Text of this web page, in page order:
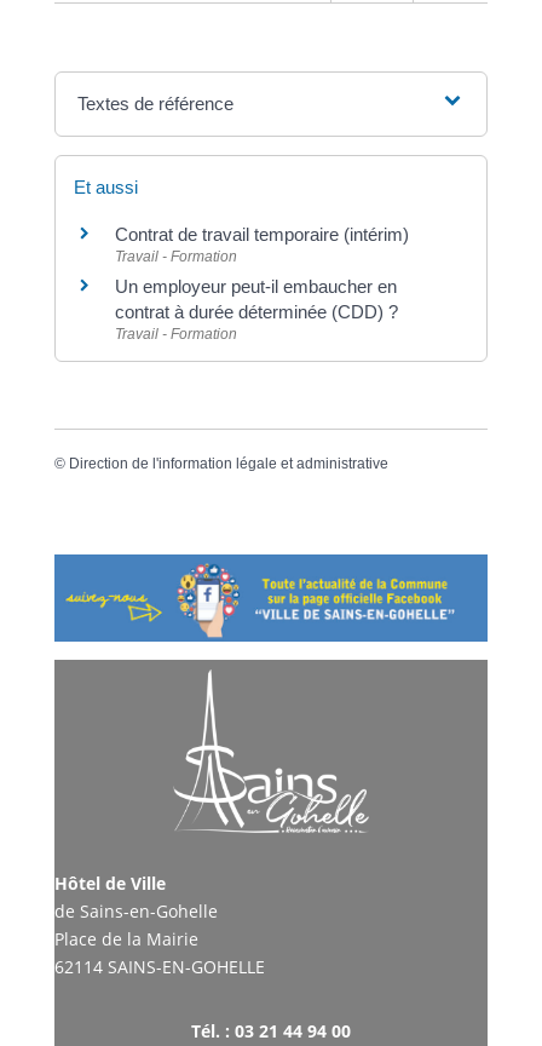
Textes de référence
Et aussi
Contrat de travail temporaire (intérim)
Travail - Formation
Un employeur peut-il embaucher en
contrat à durée déterminée (CDD) ?
Travail - Formation
© Direction de l'information légale et administrative
Hôtel de Ville
de Sains-en-Gohelle
Place de la Mairie
62114 SAINS-EN-GOHELLE
Tél. : 03 21 44 94 00